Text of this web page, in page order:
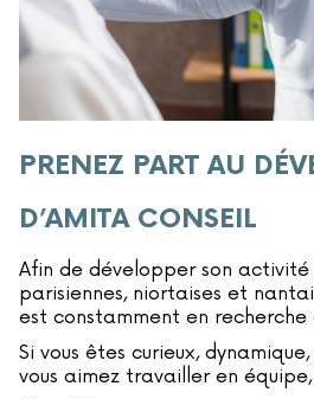
PRENEZ PART AU
D’AMITA CONSEIL
Afin de développer son activité
parisiennes, niortaises et
est constamment en recherche
Si vous êtes curieux,
vous aimez travailler en